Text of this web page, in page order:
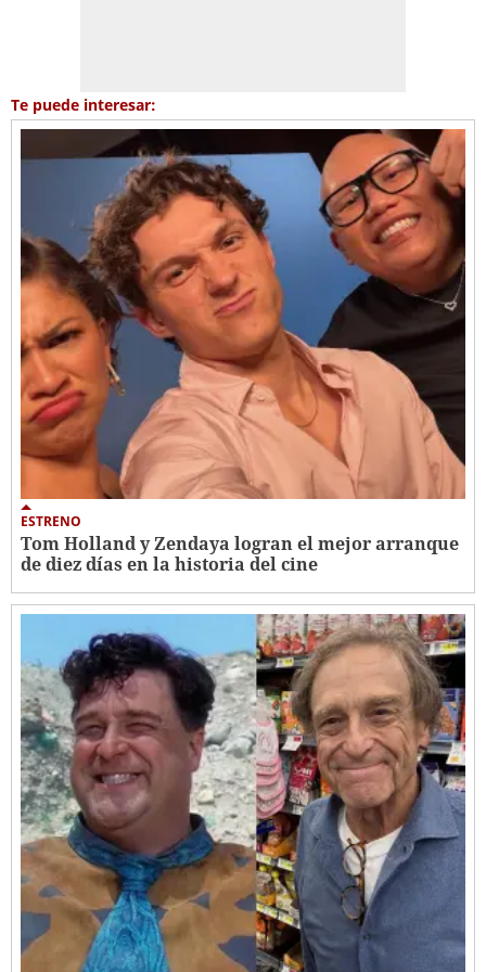
Te puede interesar:
ESTRENO
Tom Holland y Zendaya logran el mejor arranque
de diez días en la historia del cine